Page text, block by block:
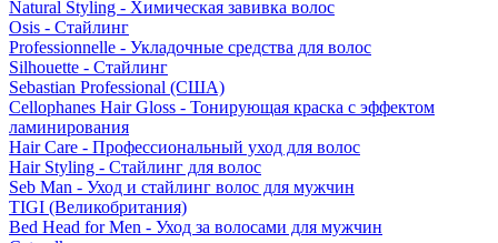
Natural Styling - Химическая завивка волос
Osis - Стайлинг
Professionnelle - Укладочные средства для волос
Silhouette - Стайлинг
Sebastian Professional (США)
Cellophanes Hair Gloss - Тонирующая краска с эффектом
ламинирования
Hair Care - Профессиональный уход для волос
Hair Styling - Стайлинг для волос
Seb Man - Уход и стайлинг волос для мужчин
TIGI (Великобритания)
Bed Head for Men - Уход за волосами для мужчин